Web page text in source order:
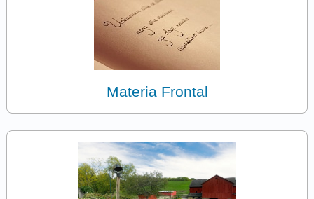
Materia Frontal